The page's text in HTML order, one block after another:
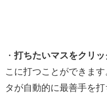
・打ちたいマスをクリ
こに打つことができま
タが自動的に最善手を打